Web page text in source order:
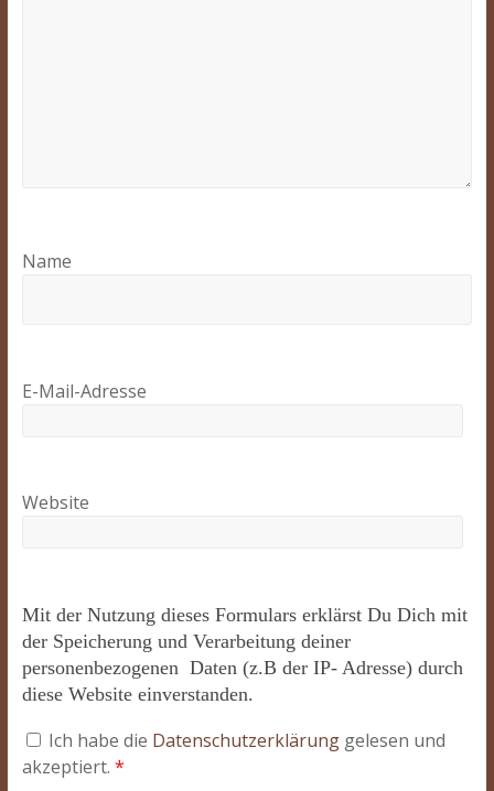
Name
E-Mail-Adresse
Website
Mit der Nutzung dieses Formulars erklärst Du Dich mit
der Speicherung und Verarbeitung deiner
personenbezogenen Daten (z.B der IP- Adresse) durch
diese Website einverstanden.
Ich habe die Datenschutzerklärung gelesen und
akzeptiert. *